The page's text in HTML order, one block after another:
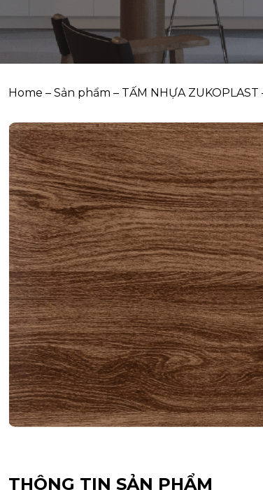
Home – Sản phẩm – TẤM NHỰA ZUKOPLAST
THÔNG TIN SẢN PHẨM